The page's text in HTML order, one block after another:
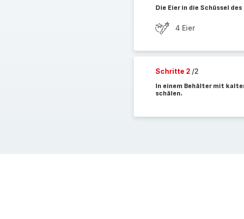
Die Eier in die Schüssel
4 Eier
Schritte 2 /2
In einem Behälter mit
schälen.